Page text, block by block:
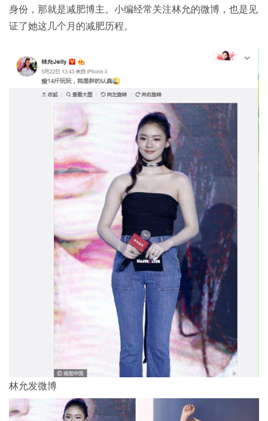
身份，那就是减肥博主。小编经常关注林允的微博，也是见
证了她这几个月的减肥历程。
林允发微博